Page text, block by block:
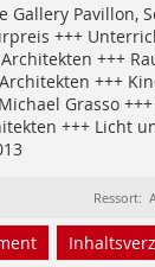
Gallery Pavillon,
+++
+++
+++
Grasso
+++ Licht
Ressort: